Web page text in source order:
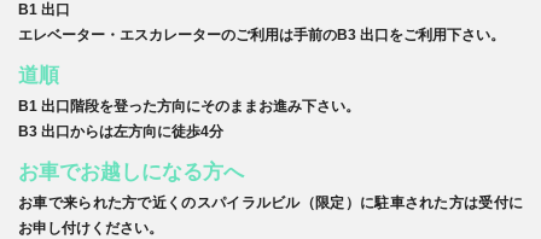
B1 出口
エレベーター・エスカレーターのご利用は手前のB3 出口をご利用下さい。
道順
B1 出口階段を登った方向にそのままお進み下さい。
B3 出口からは左方向に徒歩4分
お車でお越しになる方へ
お車で来られた方で近くのスパイラルビル（限定）に駐車された方は受付に
お申し付けください。